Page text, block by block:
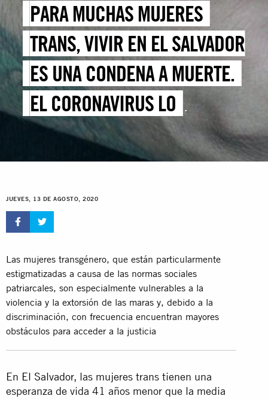
PARA MUCHAS MUJERES
TRANS, VIVIR EN EL SALVADOR
ES UNA CONDENA A MUERTE.
EL CORONAVIRUS LO
EMPEORA AÚN MÁS
JUEVES, 13 DE AGOSTO, 2020
Las mujeres transgénero, que están particularmente
estigmatizadas a causa de las normas sociales
patriarcales, son especialmente vulnerables a la
violencia y la extorsión de las maras y, debido a la
discriminación, con frecuencia encuentran mayores
obstáculos para acceder a la justicia
En El Salvador, las mujeres trans tienen una
esperanza de vida 41 años menor que la media